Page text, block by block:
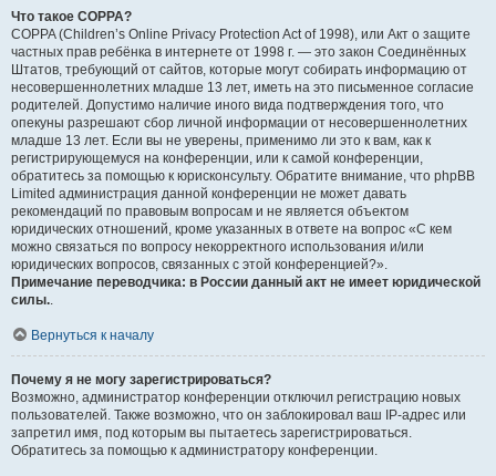
Что такое COPPA?
COPPA (Children’s Online Privacy Protection Act of 1998), или Акт о защите
частных прав ребёнка в интернете от 1998 г. — это закон Соединённых
Штатов, требующий от сайтов, которые могут собирать информацию от
несовершеннолетних младше 13 лет, иметь на это письменное согласие
родителей. Допустимо наличие иного вида подтверждения того, что
опекуны разрешают сбор личной информации от несовершеннолетних
младше 13 лет. Если вы не уверены, применимо ли это к вам, как к
регистрирующемуся на конференции, или к самой конференции,
обратитесь за помощью к юрисконсульту. Обратите внимание, что phpBB
Limited администрация данной конференции не может давать
рекомендаций по правовым вопросам и не является объектом
юридических отношений, кроме указанных в ответе на вопрос «С кем
можно связаться по вопросу некорректного использования и/или
юридических вопросов, связанных с этой конференцией?».
Примечание переводчика: в России данный акт не имеет юридической
силы.
Вернуться к началу
Почему я не могу зарегистрироваться?
Возможно, администратор конференции отключил регистрацию новых
пользователей. Также возможно, что он заблокировал ваш IP-адрес или
запретил имя, под которым вы пытаетесь зарегистрироваться.
Обратитесь за помощью к администратору конференции.